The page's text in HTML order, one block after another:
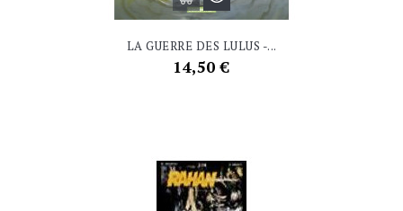
LA GUERRE DES LULUS -...
Prix
14,50 €